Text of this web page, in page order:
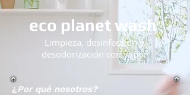
eco planetwash
Limpieza, desinfección y
desodorización con vapor
¿Por qué nosotros?